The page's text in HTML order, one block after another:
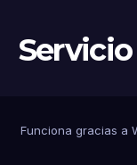
Funciona gracias a